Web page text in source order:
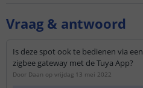
Vraag & antwoord
Is deze spot ook te bedienen via een
zigbee gateway met de Tuya App?
Door Daan op vrijdag 13 mei 2022